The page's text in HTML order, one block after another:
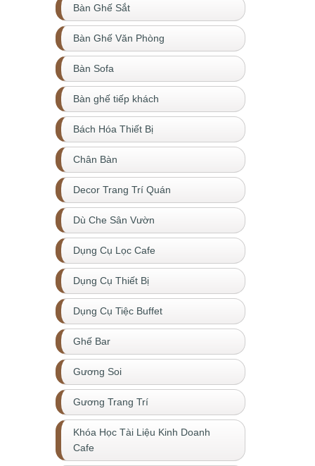
Bàn Ghế Sắt
Bàn Ghế Văn Phòng
Bàn Sofa
Bàn ghế tiếp khách
Bách Hóa Thiết Bị
Chân Bàn
Decor Trang Trí Quán
Dù Che Sân Vườn
Dụng Cụ Lọc Cafe
Dụng Cụ Thiết Bị
Dụng Cụ Tiệc Buffet
Ghế Bar
Gương Soi
Gương Trang Trí
Khóa Học Tài Liệu Kinh Doanh
Cafe